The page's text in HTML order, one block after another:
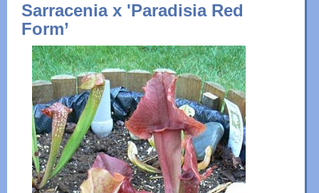
Sarracenia x 'Paradisia Red
Form’